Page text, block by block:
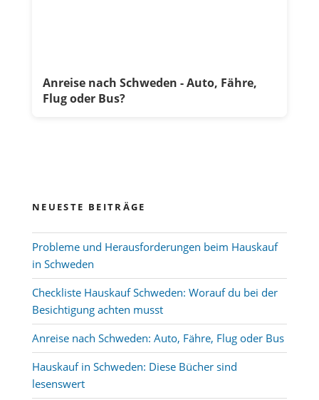
Anreise nach Schweden - Auto, Fähre,
Flug oder Bus?
NEUESTE BEITRÄGE
Probleme und Herausforderungen beim Hauskauf
in Schweden
Checkliste Hauskauf Schweden: Worauf du bei der
Besichtigung achten musst
Anreise nach Schweden: Auto, Fähre, Flug oder Bus
Hauskauf in Schweden: Diese Bücher sind
lesenswert